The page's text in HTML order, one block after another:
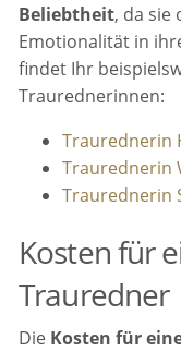
Beliebtheit, da sie
Emotionalität in
findet Ihr
Traurednerinnen:
Traurednerin
Traurednerin
Traurednerin
Kosten für
Trauredner
Die Kosten für